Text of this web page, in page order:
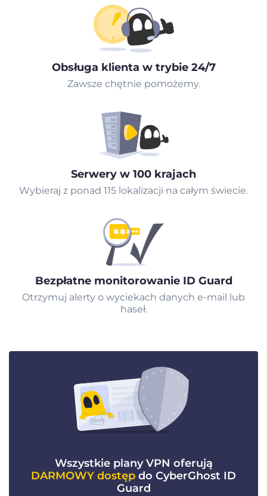
Obsługa klienta w trybie 24/7
Zawsze chętnie pomożemy.
Serwery w 100 krajach
Wybieraj z ponad 115 lokalizacji na całym świecie.
Bezpłatne monitorowanie ID Guard
Otrzymuj alerty o wyciekach danych e-mail lub
haseł.
Wszystkie plany VPN oferują
DARMOWY dostęp do CyberGhost ID
Guard